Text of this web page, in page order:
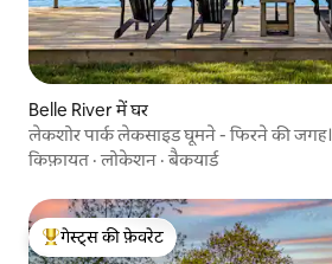
Belle River में घर
लेकशोर पार्क लेकसाइड घूमने - फिरने की जगह।
किफ़ायत ·लोकेशन ·बैकयार्ड
गेस्ट्स का टॉप फ़ेवरेट
गेस्ट्स की फ़ेवरेट